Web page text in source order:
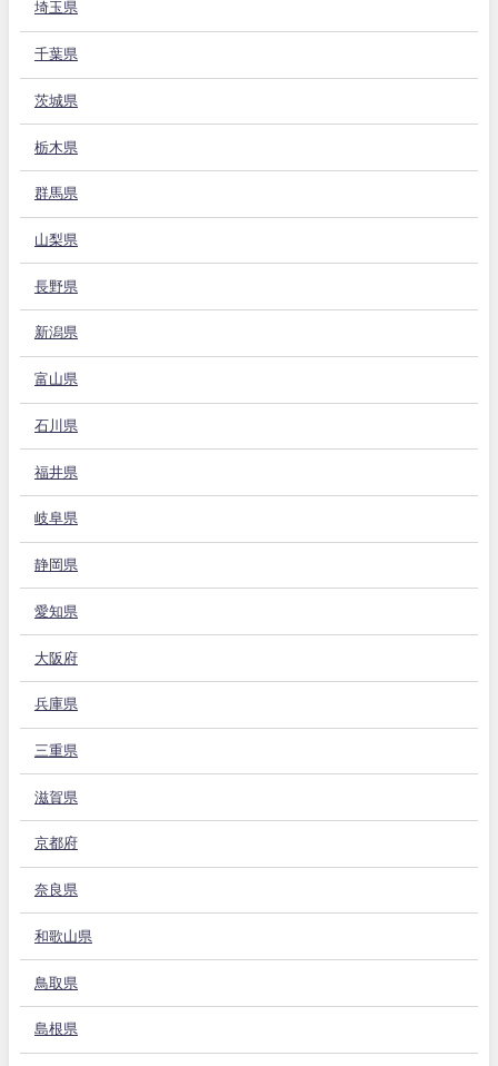
埼玉県
千葉県
茨城県
栃木県
群馬県
山梨県
長野県
新潟県
富山県
石川県
福井県
岐阜県
静岡県
愛知県
大阪府
兵庫県
三重県
滋賀県
京都府
奈良県
和歌山県
鳥取県
島根県